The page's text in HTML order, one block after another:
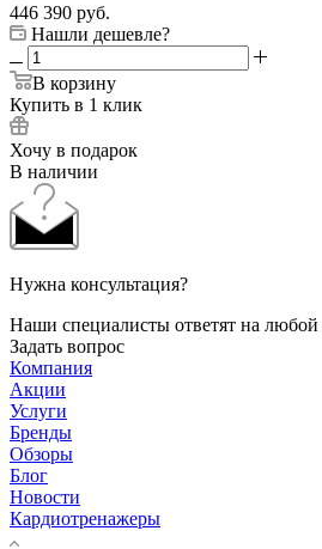
446 390 руб.
Нашли дешевле?
В корзину
Купить в 1 клик
Хочу в подарок
В наличии
Нужна консультация?
Наши специалисты ответят на
Задать вопрос
Компания
Акции
Услуги
Бренды
Обзоры
Блог
Новости
Кардиотренажеры